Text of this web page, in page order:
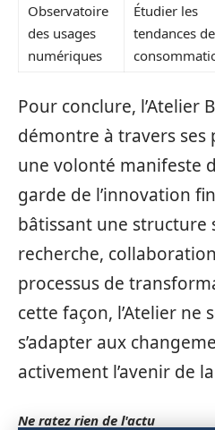
Observatoire
des usages
numériques
Étudier les
tendances de
Pour conclure, l’Atelier
démontre à travers
une volonté manifeste
garde de l’innovation
bâtissant une structure
recherche,
processus de
cette façon, l’Atelier ne
s’adapter aux
activement l’avenir de
Ne ratez rien de l'actu